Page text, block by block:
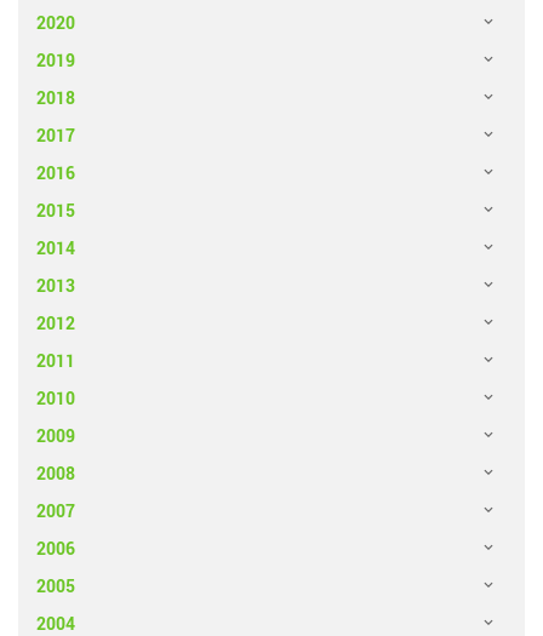
2020
2019
2018
2017
2016
2015
2014
2013
2012
2011
2010
2009
2008
2007
2006
2005
2004